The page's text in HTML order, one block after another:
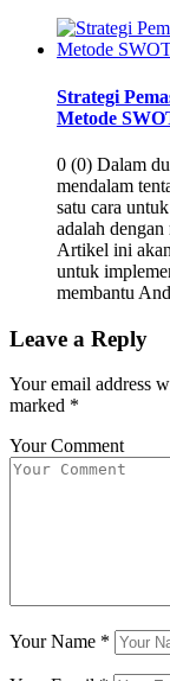
Strategi
Metode
0 (0) Dalam
mendalam
satu cara
adalah
Artikel ini
untuk
membantu
Leave a Reply
Your email address
marked *
Your Comment
Your Name *